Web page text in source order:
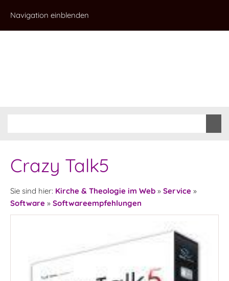
Navigation einblenden
Crazy Talk5
Sie sind hier: Kirche & Theologie im Web » Service »
Software » Softwareempfehlungen